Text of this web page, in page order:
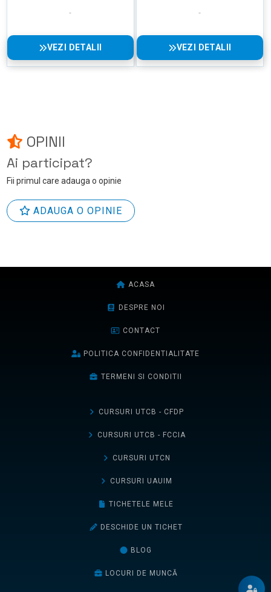
VEZI DETALII VEZI DETALII
OPINII
Ai participat?
Fii primul care adauga o opinie
ADAUGA O OPINIE
ACASA
DESPRE NOI
CONTACT
POLITICA CONFIDENTIALITATE
TERMENI SI CONDITII
CURSURI UTCB - CFDP
CURSURI UTCB - FCCIA
CURSURI UTCN
CURSURI UAUIM
TICHETELE MELE
DESCHIDE UN TICHET
BLOG
LOCURI DE MUNCĂ